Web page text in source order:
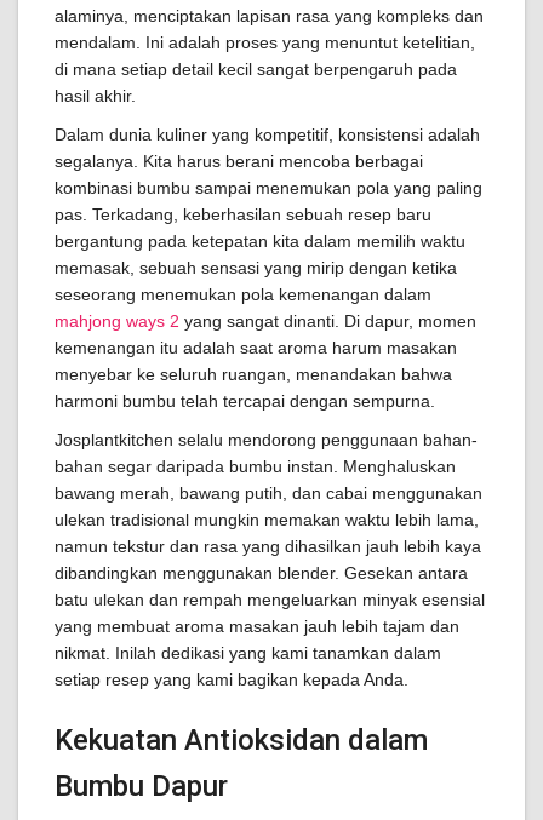
alaminya, menciptakan lapisan rasa yang kompleks dan
mendalam. Ini adalah proses yang menuntut ketelitian,
di mana setiap detail kecil sangat berpengaruh pada
hasil akhir.
Dalam dunia kuliner yang kompetitif, konsistensi adalah
segalanya. Kita harus berani mencoba berbagai
kombinasi bumbu sampai menemukan pola yang paling
pas. Terkadang, keberhasilan sebuah resep baru
bergantung pada ketepatan kita dalam memilih waktu
memasak, sebuah sensasi yang mirip dengan ketika
seseorang menemukan pola kemenangan dalam
mahjong ways 2 yang sangat dinanti. Di dapur, momen
kemenangan itu adalah saat aroma harum masakan
menyebar ke seluruh ruangan, menandakan bahwa
harmoni bumbu telah tercapai dengan sempurna.
Josplantkitchen selalu mendorong penggunaan bahan-
bahan segar daripada bumbu instan. Menghaluskan
bawang merah, bawang putih, dan cabai menggunakan
ulekan tradisional mungkin memakan waktu lebih lama,
namun tekstur dan rasa yang dihasilkan jauh lebih kaya
dibandingkan menggunakan blender. Gesekan antara
batu ulekan dan rempah mengeluarkan minyak esensial
yang membuat aroma masakan jauh lebih tajam dan
nikmat. Inilah dedikasi yang kami tanamkan dalam
setiap resep yang kami bagikan kepada Anda.
Kekuatan Antioksidan dalam
Bumbu Dapur